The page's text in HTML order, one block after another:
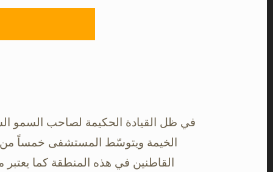
في ظل القيادة الحكيمة لصاحب السمو
الخيمة ويتوسّط ‏المستشفى خمساً من
القاطنين في هذه المنطقة كما